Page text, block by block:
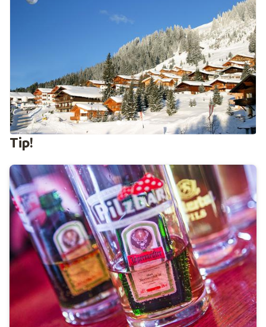
Beginners hebben bij Königsleiten de keuze uit
meerdere oefenpistes. Voor ieder wat wils dus. Boek je
een wintersportvakantie bij Sunweb dan is een skipas
inbegrepen. Zo ontdek je met
dezelfde pas ookHochzillertalenZillertal 3000. Ga je
mee op verkenningstocht?
Hotel, chalet of appartement in Königsleiten
Het vinden van een prettig hotel, appartement, pension
of chalet in Königsleiten is een fluitje van een cent. Ga je
met een groep op wintersport, ben je met je partner of
gaan jullie met het hele gezin naar de sneeuw? In ons
aanbod vind je verschillende soorten accommodaties,
zodat er altijd wel iets tussen zit wat bij jouw
voorkeuren past. Direct aan de piste of naast de skilift,
halfpension, een prachtig uitzicht en skiverhuur in het
complex: de hele winter heb je ruime mogelijkheden. En
het fijne is: veel accommodaties liggen aan de piste of
vlakbij de piste, zodat je in de meeste gevallen tot vlak
aan de deur van je hotel of appartement kunt afdalen.
Overtuigd? Profiteer vanvroegboekkortingof beslis
last minute om naar Königsleiten af te reizen.
Ontdek sneeuwzeker Königsleiten
Tip!